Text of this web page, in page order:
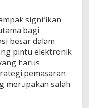
signifikan
bagi
besar dalam
pintu elektronik
harus
pemasaran
merupakan salah